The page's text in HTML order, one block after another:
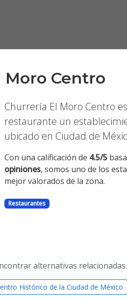
Centro
Churrería El Moro Centro
restaurante un
ubicado en Ciudad de
Con una calificación de 4.5/5
opiniones, somos uno de los
mejor valorados de la zona.
Restaurantes
alternativas relacionadas.
Histórico de la Ciudad de México